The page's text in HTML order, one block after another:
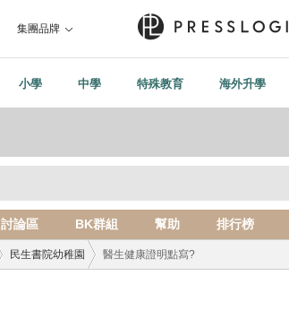
集團品牌
小學 中學 特殊教育 海外升學
討論區 BK群組 幫助 排行榜
民生書院幼稚園 醫生健康證明點寫?